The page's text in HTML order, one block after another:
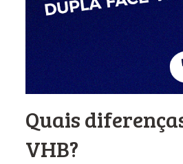
Quais
VHB?